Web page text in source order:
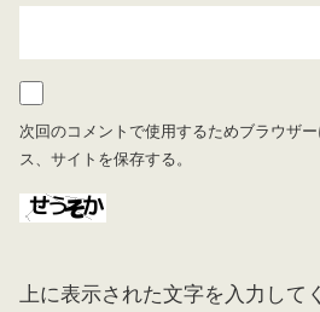
次回のコメントで使用するためブラウザ
ス、サイトを保存する。
上に表示された文字を入力して